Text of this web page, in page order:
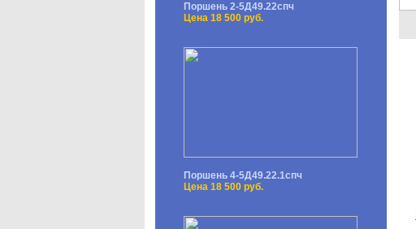
Поршень 2-5Д49.22спч
Цена 18 500 руб.
Поршень 4-5Д49.22.1спч
Цена 18 500 руб.